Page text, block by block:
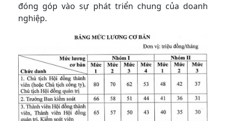
đóng góp vào sự phát triển chung của doanh
nghiệp.